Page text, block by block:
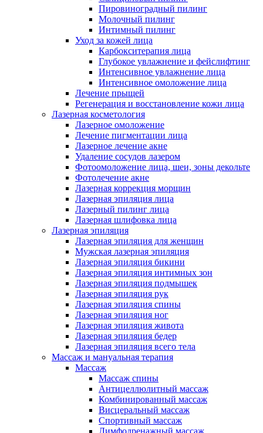
Пировиноградный пилинг
Молочный пилинг
Интимный пилинг
Уход за кожей лица
Карбокситерапия лица
Глубокое увлажнение и фейслифтинг
Интенсивное увлажнение лица
Интенсивное омоложение лица
Лечение прыщей
Регенерация и восстановление кожи лица
Лазерная косметология
Лазерное омоложение
Лечение пигментации лица
Лазерное лечение акне
Удаление сосудов лазером
Фотоомоложение лица, шеи, зоны декольте
Фотолечение акне
Лазерная коррекция морщин
Лазерная эпиляция лица
Лазерный пилинг лица
Лазерная шлифовка лица
Лазерная эпиляция
Лазерная эпиляция для женщин
Мужская лазерная эпиляция
Лазерная эпиляция бикини
Лазерная эпиляция интимных зон
Лазерная эпиляция подмышек
Лазерная эпиляция рук
Лазерная эпиляция спины
Лазерная эпиляция ног
Лазерная эпиляция живота
Лазерная эпиляция бедер
Лазерная эпиляция всего тела
Массаж и мануальная терапия
Массаж
Массаж спины
Антицеллюлитный массаж
Комбинированный массаж
Висцеральный массаж
Спортивный массаж
Лимфодренажный массаж